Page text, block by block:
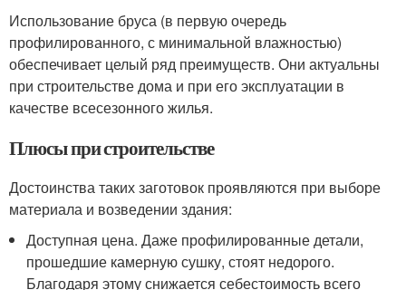
Использование бруса (в первую очередь
профилированного, с минимальной влажностью)
обеспечивает целый ряд преимуществ. Они актуальны
при строительстве дома и при его эксплуатации в
качестве всесезонного жилья.
Плюсы при строительстве
Достоинства таких заготовок проявляются при выборе
материала и возведении здания:
Доступная цена. Даже профилированные детали,
прошедшие камерную сушку, стоят недорого.
Благодаря этому снижается себестоимость всего